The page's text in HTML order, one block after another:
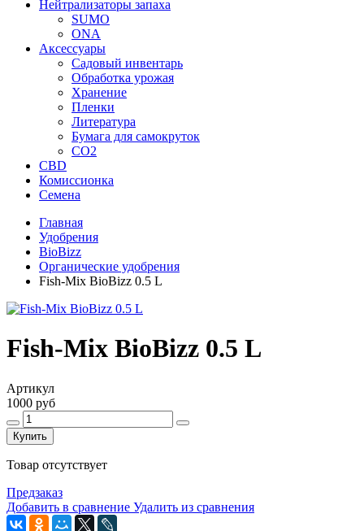
Нейтрализаторы запаха
SUMO
ONA
Аксессуары
Садовый инвентарь
Обработка урожая
Хранение
Пленки
Литература
Бумага для самокруток
CO2
CBD
Комисcионка
Семена
Главная
Удобрения
BioBizz
Органические удобрения
Fish-Mix BioBizz 0.5 L
Fish-Mix BioBizz 0.5 L
Артикул
1000 руб
Купить
Товар отсутствует
Предзаказ
Добавить в сравнение Удалить из сравнения